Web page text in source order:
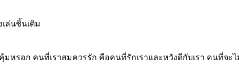
ล่นชิ้นเดิม
มหรอก คนที่เราสมควรรัก คือคนที่รักเราและหวังดีกับเรา คนที่จะ